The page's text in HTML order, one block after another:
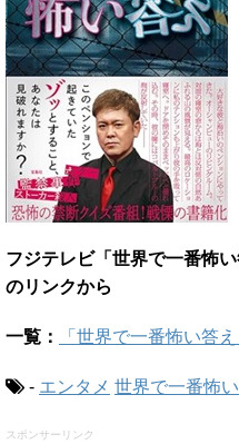
フジテレビ「世界で一番怖
のリンクから
一覧： 「世界で一番怖い答え
- エンタメ 世界で一番怖い
スポンサーリンク